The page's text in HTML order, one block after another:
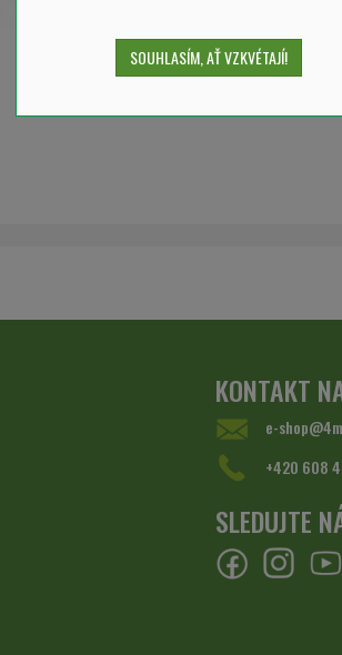
KONTAKT
e-
+420 608
SLEDUJTE
SOUHLASÍM, AŤ VZKVÉTAJÍ!